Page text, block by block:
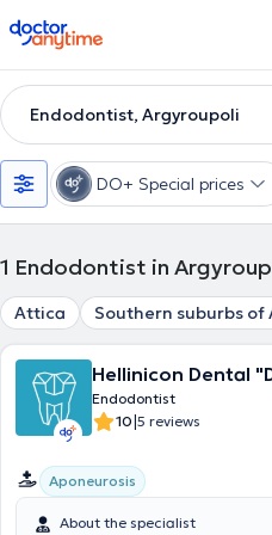
doctoranytime
Endodontist, Argyroupoli
DO+ Special prices
1 Endodontist in
Attica Southern suburbs of
Hellinicon Dental
Endodontist
10|5 reviews
Aponeurosis
About the specialist